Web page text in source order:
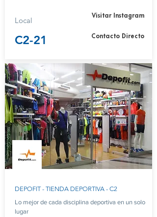
Local
C2-21
Visitar Instagram
Contacto Directo
DEPOFIT - TIENDA DEPORTIVA - C2
Lo mejor de cada disciplina deportiva en un solo
lugar